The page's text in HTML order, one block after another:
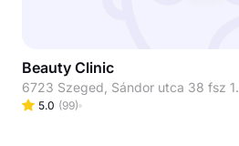
Beauty Clinic
6723 Szeged, Sándor utca 38 fsz 1.
5.0 (99)